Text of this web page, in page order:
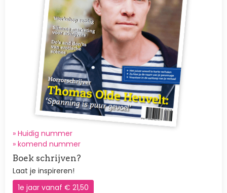
» Huidig nummer
» komend nummer
Boek schrijven?
Laat je inspireren!
1e jaar vanaf € 21,50